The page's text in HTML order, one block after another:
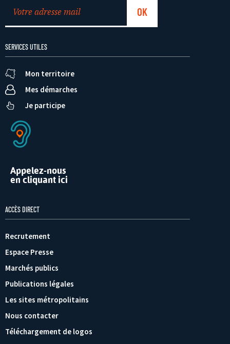
SERVICES UTILES
Mon territoire
Mes démarches
Je participe
Appelez-nous
en cliquant ici
ACCÈS DIRECT
Recrutement
Espace Presse
Marchés publics
Publications légales
Les sites métropolitains
Nous contacter
Téléchargement de logos